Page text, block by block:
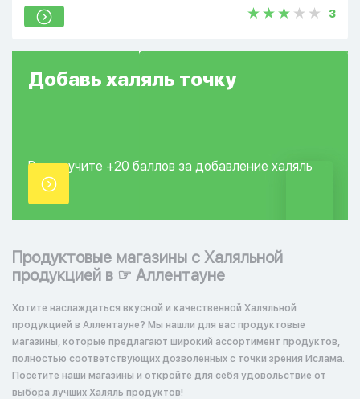
3
Добавь халяль точку
Вы получите +20 баллов за добавление халяль
точки.
Продуктовые магазины с Халяльной
продукцией в ☞ Аллентауне
Хотите наслаждаться вкусной и качественной Халяльной
продукцией в Аллентауне? Мы нашли для вас продуктовые
магазины, которые предлагают широкий ассортимент продуктов,
полностью соответствующих дозволенных с точки зрения Ислама.
Посетите наши магазины и откройте для себя удовольствие от
выбора лучших Халяль продуктов!